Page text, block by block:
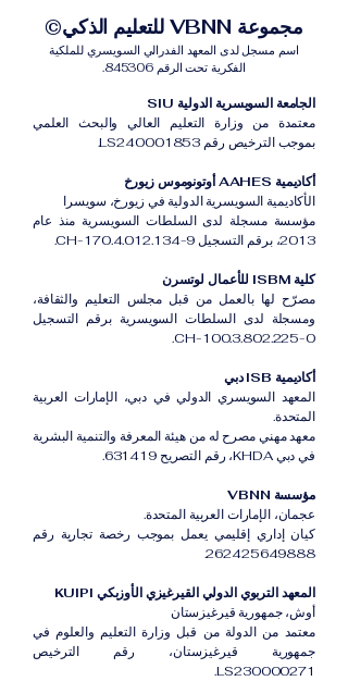
مجموعة VBNN للتعليم الذكي©
اسم مسجل لدى المعهد الفدرالي السويسري للملكية
الفكرية تحت الرقم 845306.
الجامعة السويسرية الدولية SIU
معتمدة من وزارة التعليم العالي والبحث العلمي
بموجب الترخيص رقم LS240001853.
أكاديمية AAHES أوتونوموس زيورخ
الأكاديمية السويسرية الدولية في زيورخ، سويسرا
مؤسسة مسجلة لدى السلطات السويسرية منذ عام
2013، برقم التسجيل CH-170.4.012.134-9.
كلية ISBM للأعمال لوتسرن
مصرّح لها بالعمل من قبل مجلس التعليم والثقافة،
ومسجلة لدى السلطات السويسرية برقم التسجيل
CH-100.3.802.225-0.
أكاديمية ISB دبي
المعهد السويسري الدولي في دبي، الإمارات العربية
المتحدة.
معهد مهني مصرح له من هيئة المعرفة والتنمية البشرية
في دبي KHDA، رقم التصريح 631419.
مؤسسة VBNN
عجمان، الإمارات العربية المتحدة.
كيان إداري إقليمي يعمل بموجب رخصة تجارية رقم
262425649888.
المعهد التربوي الدولي القيرغيزي الأوزبكي KUIPI
أوش، جمهورية قيرغيزستان
معتمد من الدولة من قبل وزارة التعليم والعلوم في
جمهورية قيرغيزستان، رقم الترخيص
LS230000271.